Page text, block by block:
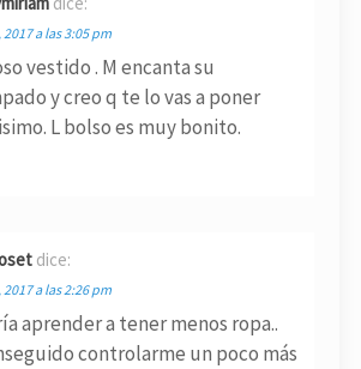
a las 3:05 pm
vestido . M encanta su
y creo q te lo vas a poner
L bolso es muy bonito.
dice:
a las 2:26 pm
aprender a tener menos ropa..
controlarme un poco más